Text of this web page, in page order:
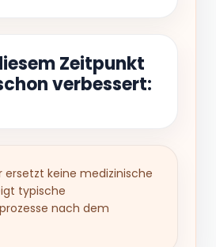
Zeitpunkt
verbessert:
ersetzt keine medizinische
typische
nach dem